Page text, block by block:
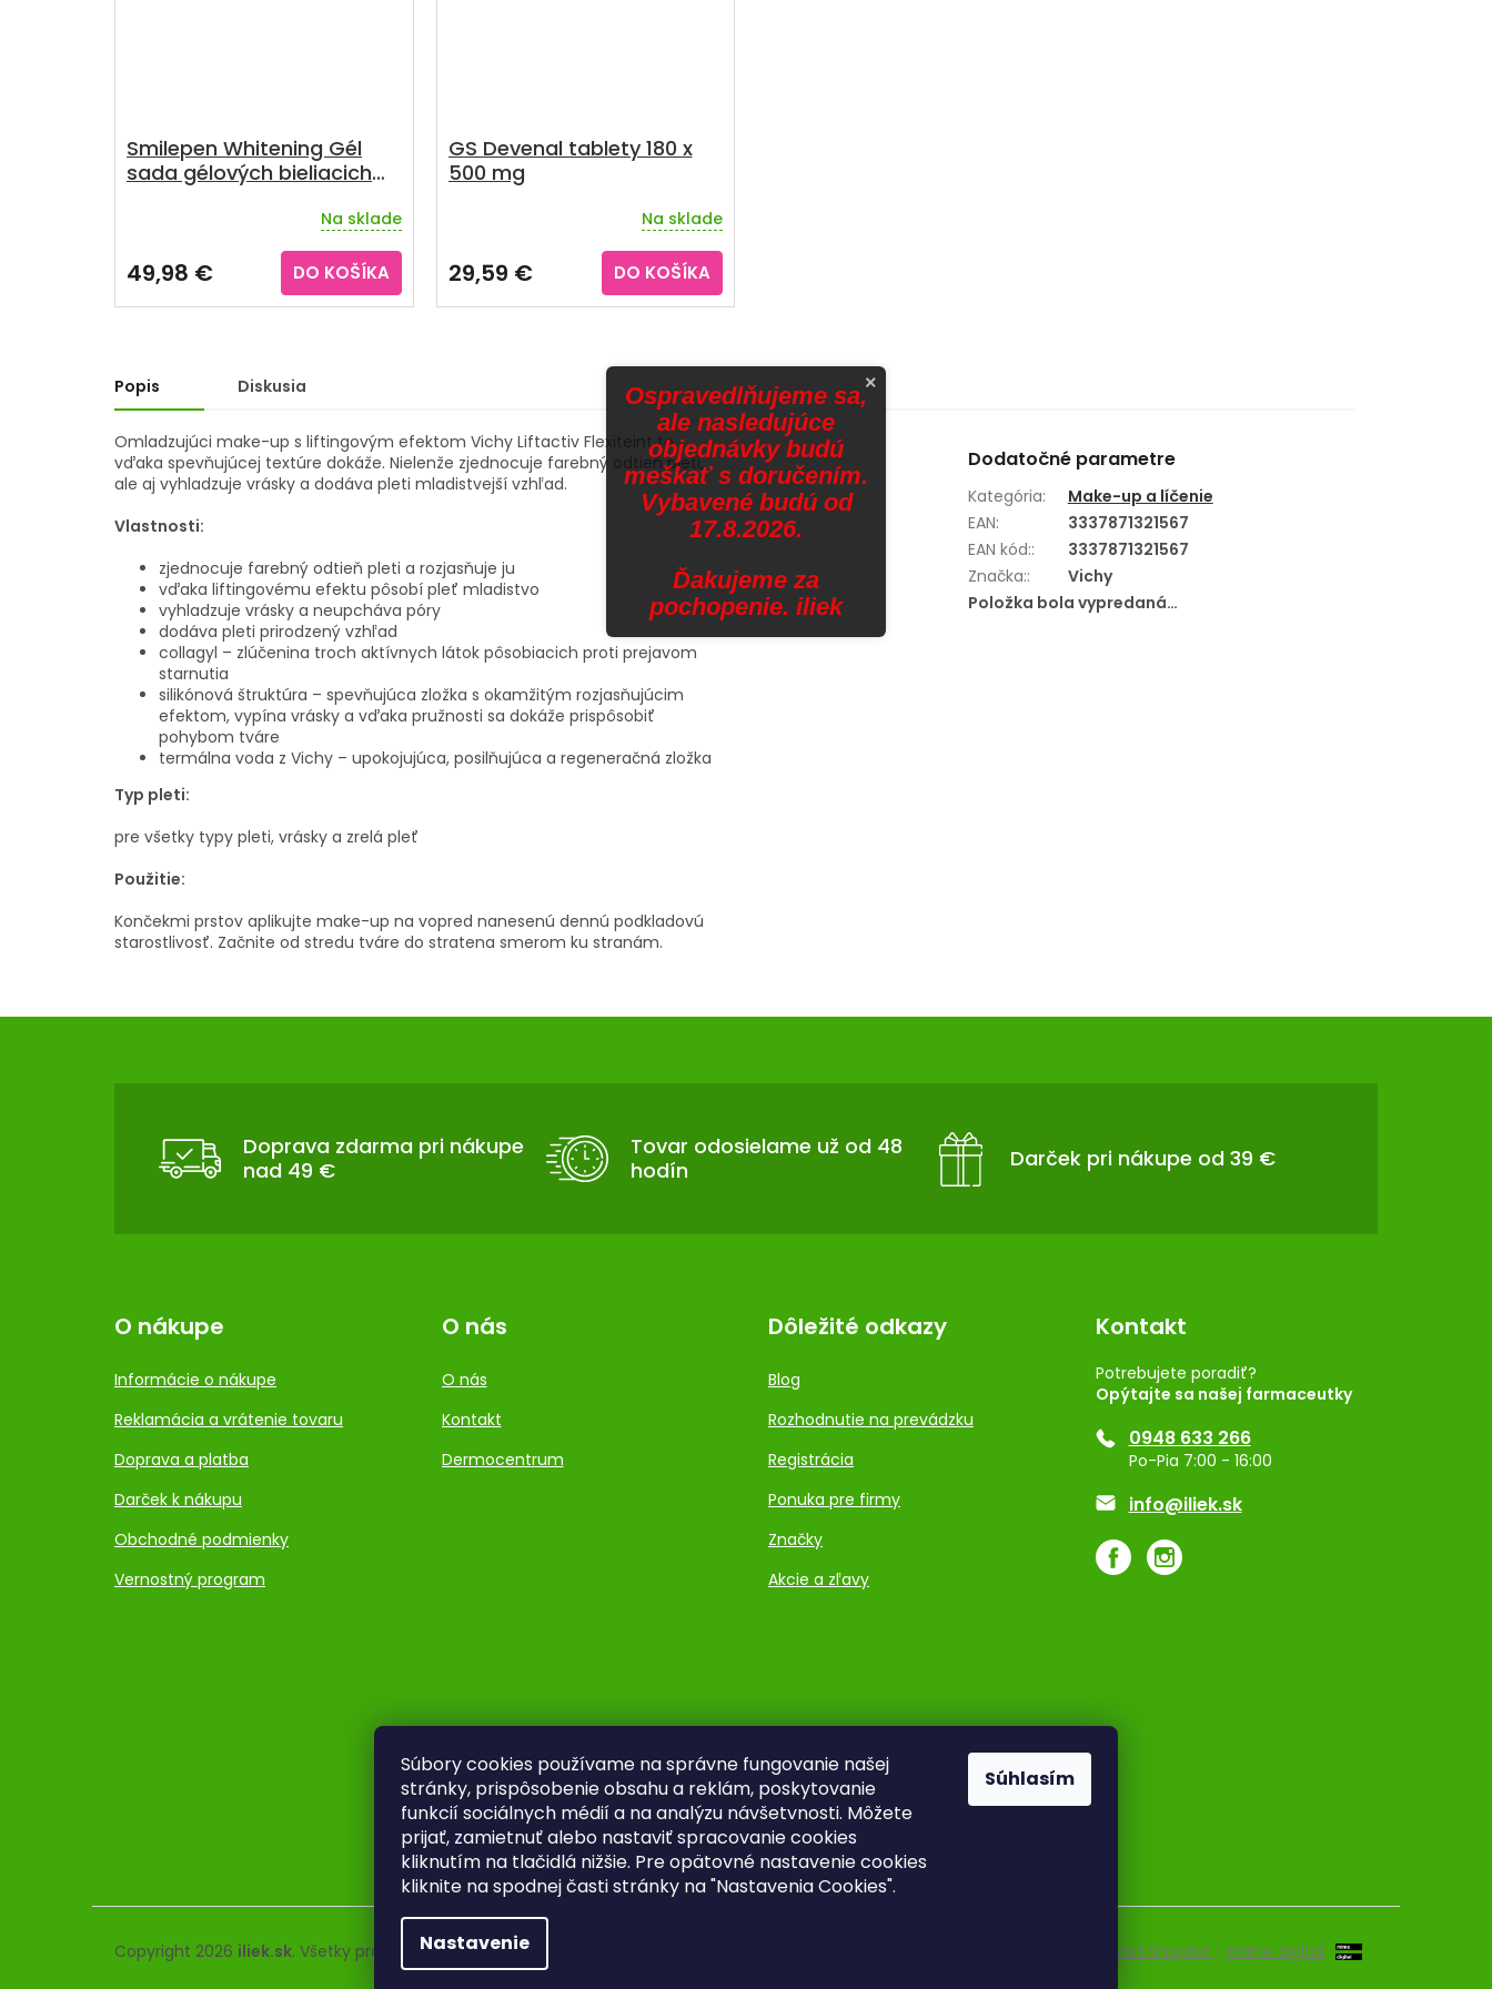
Súbory cookies používame na správne fungovanie našej
stránky, prispôsobenie obsahu a reklám, poskytovanie
funkcií sociálnych médií a na analýzu návšetvnosti. Môžete
prijať, zamietnuť alebo nastaviť spracovanie cookies
kliknutím na tlačidlá nižšie. Pre opätovné nastavenie cookies
kliknite na spodnej časti stránky na "Nastavenia Cookies".
Nastavenie
Súhlasím
Smilepen Whitening Gél
sada gélových bieliacich
produktu
je
2,9
Na sklade
49,98 € DO KOŠÍKA
GS Devenal tablety 180 x
500 mg
produktu
je
3,7
Na sklade
29,59 € DO KOŠÍKA
Popis Diskusia
Omladzujúci make-up s liftingovým efektom Vichy Liftactiv Flexiteint to
vďaka spevňujúcej textúre dokáže. Nielenže zjednocuje farebný odtieň pleti,
ale aj vyhladzuje vrásky a dodáva pleti mladistvejší vzhľad.
Vlastnosti:
zjednocuje farebný odtieň pleti a rozjasňuje ju
vďaka liftingovému efektu pôsobí pleť mladistvo
vyhladzuje vrásky a neupcháva póry
dodáva pleti prirodzený vzhľad
collagyl – zlúčenina troch aktívnych látok pôsobiacich proti prejavom
starnutia
silikónová štruktúra – spevňujúca zložka s okamžitým rozjasňujúcim
efektom, vypína vrásky a vďaka pružnosti sa dokáže prispôsobiť
pohybom tváre
termálna voda z Vichy – upokojujúca, posilňujúca a regeneračná zložka
Typ pleti:
pre všetky typy pleti, vrásky a zrelá pleť
Použitie:
Končekmi prstov aplikujte make-up na vopred nanesenú dennú podkladovú
starostlivosť. Začnite od stredu tváre do stratena smerom ku stranám.
Dodatočné parametre
Kategória:
Make-up a líčenie
EAN:
3337871321567
EAN kód::
3337871321567
Značka::
Vichy
Položka bola vypredaná…
Doprava zdarma pri nákupe
nad 49 €
Tovar odosielame už od 48
hodín
Darček pri nákupe od 39 €
O nákupe
Informácie o nákupe
Reklamácia a vrátenie tovaru
Doprava a platba
Darček k nákupu
Obchodné podmienky
Vernostný program
O nás
O nás
Kontakt
Dermocentrum
Dôležité odkazy
Blog
Rozhodnutie na prevádzku
Registrácia
Ponuka pre firmy
Značky
Akcie a zľavy
Kontakt
Potrebujete poradiť?
Opýtajte sa našej farmaceutky
0948 633 266
Po-Pia 7:00 - 16:00
info@iliek.sk
Vytvoril Shoptet | mime digital
Copyright 2026 iliek.sk. Všetky práva vyhradené.Upraviť nastavenie cookies
×
Ospravedlňujeme sa,
ale nasledujúce
objednávky budú
meškať s doručením.
Vybavené budú od
17.8.2026.
Ďakujeme za
pochopenie. iliek